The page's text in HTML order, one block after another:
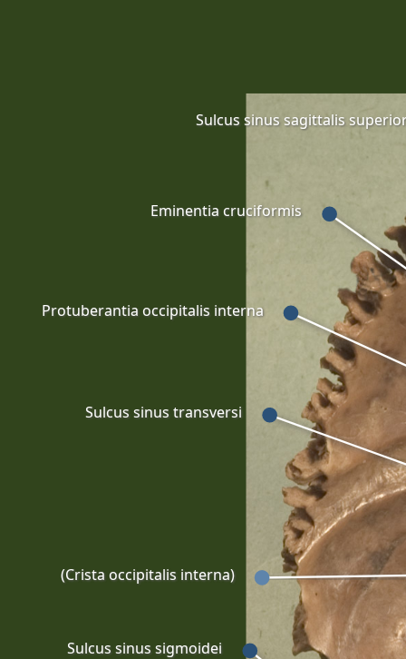
Sulcus sinus sigmoidei
Sulcus sinus transversi
(Crista occipitalis interna)
Protuberantia occipitalis interna
Eminentia cruciformis
Sulcus sinus sagittalis